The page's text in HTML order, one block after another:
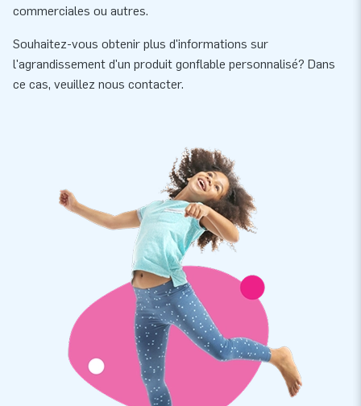
commerciales ou autres.
Souhaitez-vous obtenir plus d'informations sur
l'agrandissement d'un produit gonflable personnalisé? Dans
ce cas, veuillez nous contacter.